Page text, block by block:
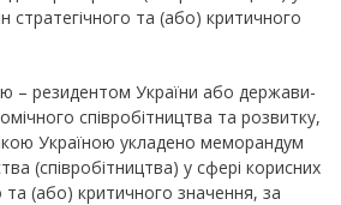
стратегічного та (або) критичного
– резидентом України або держави-
співробітництва та розвитку,
Україною укладено меморандум
(співробітництва) у сфері корисних
та (або) критичного значення, за